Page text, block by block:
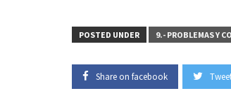
POSTED UNDER 9.- PROBLEMAS Y
Share on facebook